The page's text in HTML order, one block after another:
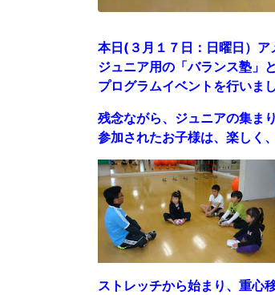
本日(３月１７日：日曜日）
ジュニア用の「バランス塾」
プログラムイベントを行いまし
残念ながら、ジュニアの集ま
参加されたお子様は、楽しく
ストレッチから始まり、重心